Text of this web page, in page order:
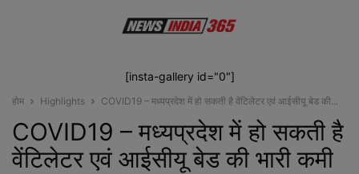
[insta-gallery id="0"]
होम Highlights COVID19 – मध्यप्रदेश में हो सकती है वेंटिलेटर एवं आईसीयू बेड की...
COVID19 – मध्यप्रदेश में हो सकती है
वेंटिलेटर एवं आईसीयू बेड की भारी कमी